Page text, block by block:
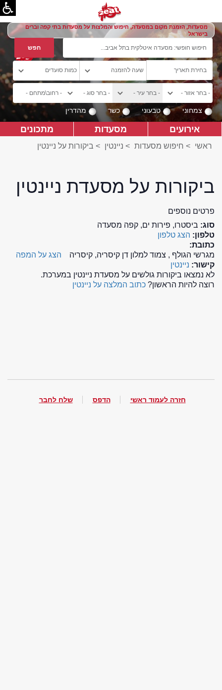
מסעדות, הזמנת מקום במסעדה, חיפוש והמלצות על מסעדות בתי קפה וברים
בישראל
צמחוני טבעוני כשר מהדרין
אירועים מסעדות מתכונים
ראשי > חיפוש מסעדות > ניינטין > ביקורות על ניינטין
ביקורות על מסעדת ניינטין
פרטים נוספים
סוג: ביסטרו, פירות ים, קפה מסעדה
טלפון: הצג טלפון
כתובת:
מגרשי הגולף , צמוד למלון דן קיסריה, קיסריה
הצג על המפה
קישור: ניינטין
לא נמצאו ביקורות גולשים על מסעדת ניינטין במערכת.
רוצה להיות הראשון? כתוב המלצה על ניינטין
חזרה לעמוד ראשי הדפס שלח לחבר